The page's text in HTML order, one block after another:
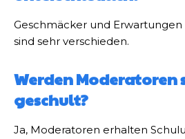
Geschmäcker und
sind sehr verschieden.
Werden Moderatoren
geschult?
Ja, Moderatoren erhalten